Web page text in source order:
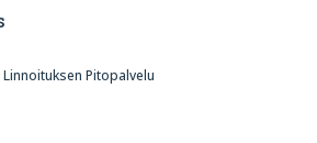
Pitopalvelu